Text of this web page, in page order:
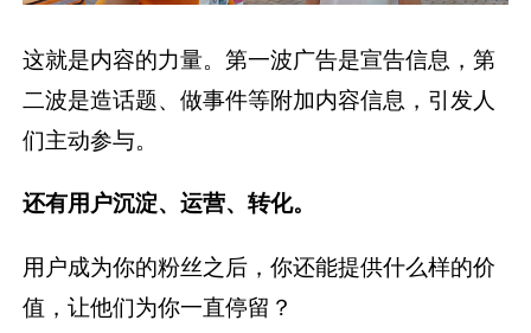
这就是内容的力量。第一波广告是宣告信息，第
二波是造话题、做事件等附加内容信息，引发人
们主动参与。
还有用户沉淀、运营、转化。
用户成为你的粉丝之后，你还能提供什么样的价
值，让他们为你一直停留？